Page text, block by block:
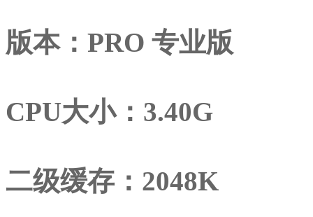
版本：PRO 专业版
CPU大小：3.40G
二级缓存：2048K